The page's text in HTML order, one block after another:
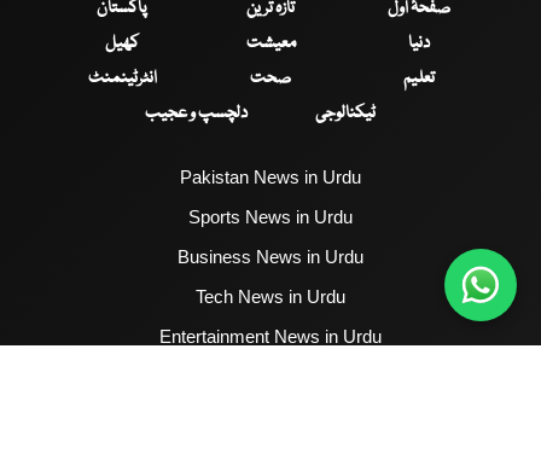
صفحۂ اول تازہ ترین
پاکستان
دنیا
معیشت
کھیل
تعلیم
صحت
انٹرٹینمنٹ
ٹیکنالوجی
دلچسپ و عجیب
Pakistan News in Urdu
Sports News in Urdu
Business News in Urdu
Tech News in Urdu
Entertainment News in Urdu